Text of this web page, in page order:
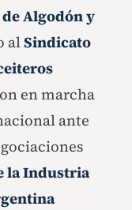
Algodón y
alSindicato
en marcha
ante
la Industria